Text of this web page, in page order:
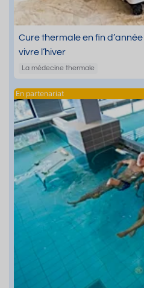
Cure thermale en fin
vivre l’hiver
La médecine thermale